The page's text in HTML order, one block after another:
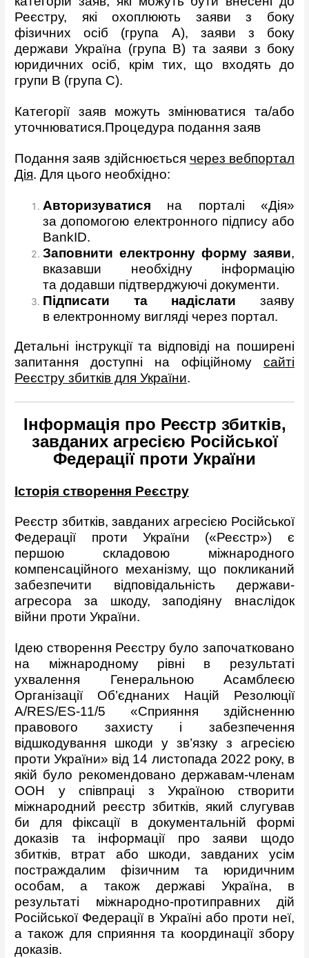
Реєстру, які охоплюють заяви з боку
фізичних осіб (група А), заяви з боку
держави Україна (група В) та заяви з боку
юридичних осіб, крім тих, що входять до
групи В (група С).
Категорії заяв можуть змінюватися та/або
уточнюватися.Процедура подання заяв
Подання заяв здійснюється через вебпортал
Дія. Для цього необхідно:
Авторизуватися на порталі «Дія»
за допомогою електронного підпису або
BankID.
Заповнити електронну форму заяви,
вказавши необхідну інформацію
та додавши підтверджуючі документи.
Підписати та надіслати заяву
в електронному вигляді через портал.
Детальні інструкції та відповіді на поширені
запитання доступні на офіційному сайті
Реєстру збитків для України.
Інформація про Реєстр збитків,
завданих агресією Російської
Федерації проти України
Історія створення Реєстру
Реєстр збитків, завданих агресією Російської
Федерації проти України («Реєстр») є
першою складовою міжнародного
компенсаційного механізму, що покликаний
забезпечити відповідальність держави-
агресора за шкоду, заподіяну внаслідок
війни проти України.
Ідею створення Реєстру було започатковано
на міжнародному рівні в результаті
ухвалення Генеральною Асамблеєю
Організації Об’єднаних Націй Резолюції
A/RES/ES-11/5 «Сприяння здійсненню
правового захисту і забезпечення
відшкодування шкоди у зв’язку з агресією
проти України» від 14 листопада 2022 року, в
якій було рекомендовано державам-членам
ООН у співпраці з Україною створити
міжнародний реєстр збитків, який слугував
би для фіксації в документальній формі
доказів та інформації про заяви щодо
збитків, втрат або шкоди, завданих усім
постраждалим фізичним та юридичним
особам, а також державі Україна, в
результаті міжнародно-протиправних дій
Російської Федерації в Україні або проти неї,
а також для сприяння та координації збору
доказів.